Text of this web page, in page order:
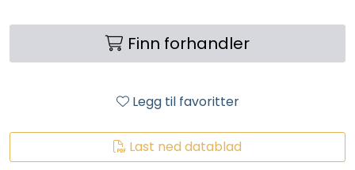
Finn forhandler
Legg til favoritter
Last ned datablad
DIFFUSOR
STATISKE MIKSERE